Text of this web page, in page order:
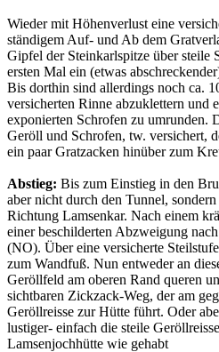
Wieder mit Höhenverlust eine
ständigem Auf- und Ab dem
Gipfel der Steinkarlspitze über steile
ersten Mal ein (etwas
Bis dorthin sind allerdings noch ca.
versicherten Rinne abzuklettern und
exponierten Schrofen zu umrunden.
Geröll und Schrofen, tw. versichert,
ein paar Gratzacken hinüber zum
Abstieg: Bis zum Einstieg in den
aber nicht durch den Tunnel,
Richtung Lamsenkar. Nach einem
einer beschilderten Abzweigung
(NO). Über eine versicherte
zum Wandfuß. Nun entweder an
Geröllfeld am oberen Rand queren
sichtbaren Zickzack-Weg, der am
Geröllreisse zur Hütte führt. Oder
lustiger- einfach die steile
Lamsenjochhütte wie gehabt